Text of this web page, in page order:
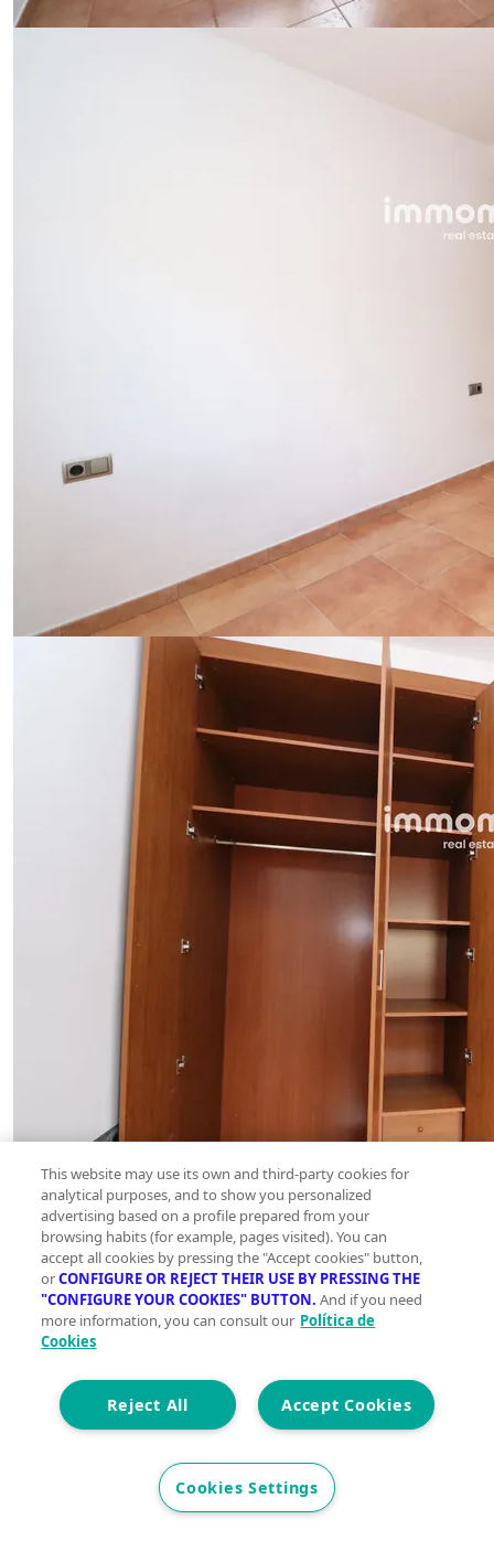
This website may use its own and third-party cookies for
analytical purposes, and to show you personalized
advertising based on a profile prepared from your
browsing habits (for example, pages visited). You can
accept all cookies by pressing the "Accept cookies" button,
orCONFIGURE OR REJECT THEIR USE BY PRESSING THE
"CONFIGURE YOUR COOKIES" BUTTON. And if you need
more information, you can consult our Política de
Cookies
Accept Cookies
Reject All
Cookies Settings